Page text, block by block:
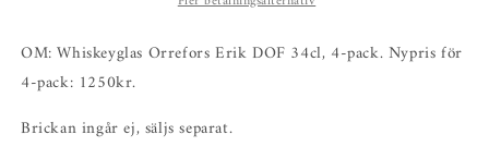
OM: Whiskeyglas Orrefors Erik DOF 34cl, 4-pack. Nypris för
4-pack: 1250kr.
Brickan ingår ej, säljs separat.